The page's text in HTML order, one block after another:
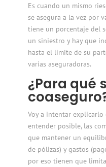
Es cuando un mismo
se asegura a la vez por
tiene un porcentaje del
un siniestro y hay que
hasta el límite de su
varias aseguradoras.
¿Para qué
Voy a intentar explicarlo
entender posible, las
que mantener un
de pólizas) y gastos
por eso tienen que